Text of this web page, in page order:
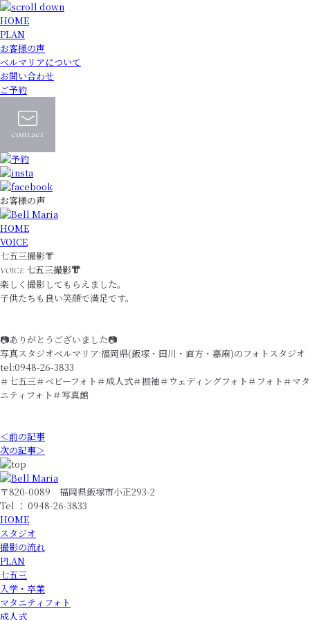
HOME
PLAN
お客様の声
ベルマリアについて
お問い合わせ
ご予約
お客様の声
HOME
VOICE
七五三撮影👘
VOICE 七五三撮影👘
楽しく撮影してもらえました。
子供たちも良い笑顔で満足です。
📷ありがとうございました📷
写真スタジオベルマリア:福岡県(飯塚・田川・直方・嘉麻)のフォトスタジオ
tel:0948-26-3833
＃七五三＃ベビーフォト＃成人式＃振袖＃ウェディングフォト＃フォト＃マタ
ニティフォト＃写真館
＜前の記事
次の記事＞
〒820-0089 福岡県飯塚市小正293-2
Tel ： 0948-26-3833
HOME
スタジオ
撮影の流れ
PLAN
七五三
入学・卒業
マタニティフォト
成人式